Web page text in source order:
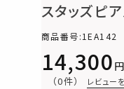
スタッズピ
商品番号 1EA142
14,300
（0件） レビュー